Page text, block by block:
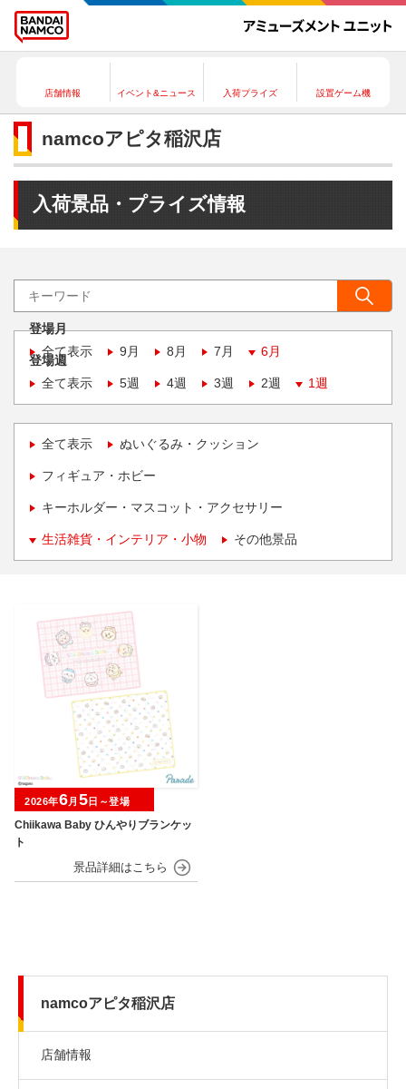
店舗情報 イベント&ニュース 入荷プライズ 設置ゲーム機
namcoアピタ稲沢店
入荷景品・プライズ情報
登場月
全て表示
9月 8月 7月 6月
登場週
全て表示
5週 4週 3週 2週 1週
全て表示 ぬいぐるみ・クッション
フィギュア・ホビー
キーホルダー・マスコット・アクセサリー
生活雑貨・インテリア・小物 その他景品
Chiikawa Baby ひんやりブランケッ
ト
2026年6月 5日～登場
namcoアピタ稲沢店
店舗情報